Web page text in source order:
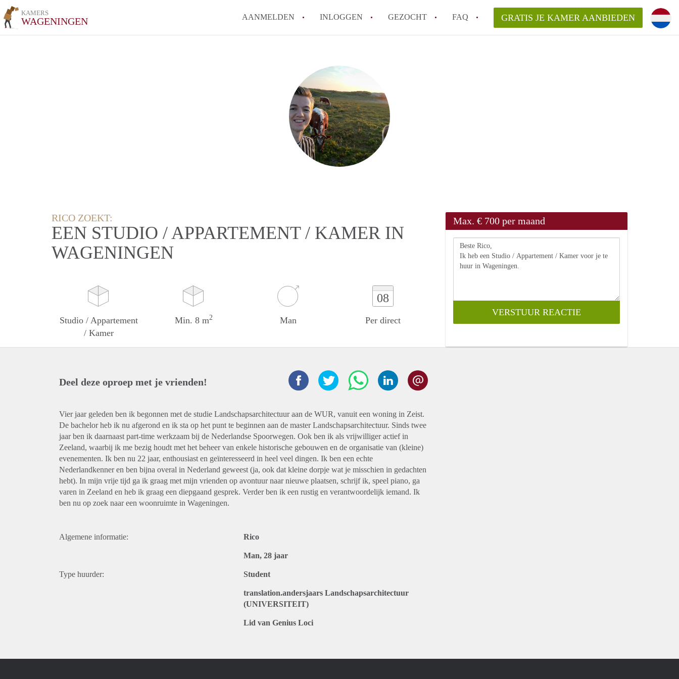
KAMERS
WAGENINGEN AANMELDEN INLOGGEN GEZOCHT FAQ
Berekent KamersWageningen
makelaarsvergoeding/bemiddelingsvergoeding?
Is KamersWageningen verantwoordelijk voor de aangeboden Kamer /
Kamers in Wageningen?
Alle veelgestelde vragen
GRATIS JE KAMER AANBIEDEN
RICO ZOEKT:
EEN STUDIO / APPARTEMENT / KAMER IN
WAGENINGEN
Studio / Appartement
/ Kamer
Min. 8 m2 Man
08
Per direct
Max. € 700 per maand
Deel deze oproep met je vrienden!
Vier jaar geleden ben ik begonnen met de studie Landschapsarchitectuur aan de WUR, vanuit een woning in Zeist.
De bachelor heb ik nu afgerond en ik sta op het punt te beginnen aan de master Landschapsarchitectuur. Sinds twee
jaar ben ik daarnaast part-time werkzaam bij de Nederlandse Spoorwegen. Ook ben ik als vrijwilliger actief in
Zeeland, waarbij ik me bezig houdt met het beheer van enkele historische gebouwen en de organisatie van (kleine)
evenementen. Ik ben nu 22 jaar, enthousiast en geïnteresseerd in heel veel dingen. Ik ben een echte
Nederlandkenner en ben bijna overal in Nederland geweest (ja, ook dat kleine dorpje wat je misschien in gedachten
hebt). In mijn vrije tijd ga ik graag met mijn vrienden op avontuur naar nieuwe plaatsen, schrijf ik, speel piano, ga
varen in Zeeland en heb ik graag een diepgaand gesprek. Verder ben ik een rustig en verantwoordelijk iemand. Ik
ben nu op zoek naar een woonruimte in Wageningen.
Algemene informatie: Rico
Man, 28 jaar
Type huurder: Student
translation.andersjaars Landschapsarchitectuur
(UNIVERSITEIT)
Lid van Genius Loci